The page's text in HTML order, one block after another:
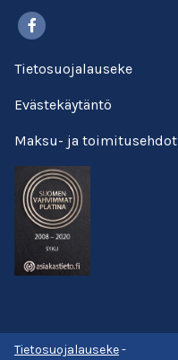
Tietosuojalauseke
Evästekäytäntö
Maksu- ja toimitusehdot
Tietosuojalauseke-